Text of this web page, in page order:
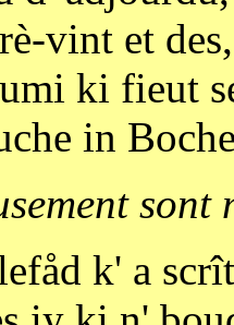
vint et
ki fieut
in
k' a